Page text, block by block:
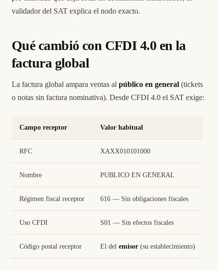
validador del SAT explica el nodo exacto.
Qué cambió con CFDI 4.0 en la
factura global
La factura global ampara ventas al público en general (tickets
o notas sin factura nominativa). Desde CFDI 4.0 el SAT exige:
Campo receptor Valor habitual
RFC XAXX010101000
Nombre PUBLICO EN GENERAL
Régimen fiscal receptor 616 — Sin obligaciones fiscales
Uso CFDI S01 — Sin efectos fiscales
Código postal receptor El del emisor (su establecimiento)